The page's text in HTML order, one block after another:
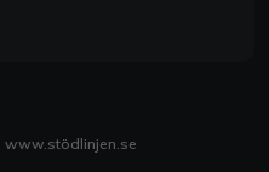
www.stödlinjen.se